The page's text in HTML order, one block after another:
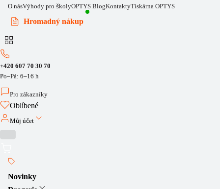
O násVýhody pro školyOPTYS BlogKontaktyTiskárna OPTYS
Hromadný nákup
+420 607 70 30 70
Po–Pá: 6–16 h
Pro zákazníky
Oblíbené
Můj účet
Novinky